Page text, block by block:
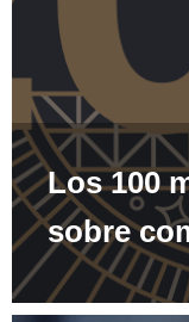
Los 100
sobre